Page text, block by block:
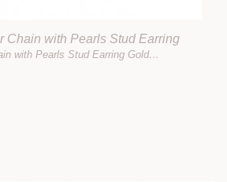
Chain with Pearls Stud Earring
with Pearls Stud Earring Gold…